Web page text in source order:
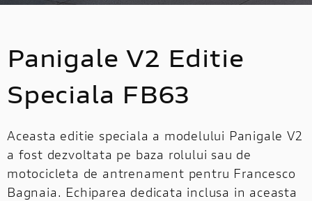
Panigale V2 Editie
Speciala FB63
Aceasta editie speciala a modelului Panigale V2
a fost dezvoltata pe baza rolului sau de
motocicleta de antrenament pentru Francesco
Bagnaia. Echiparea dedicata inclusa in aceasta